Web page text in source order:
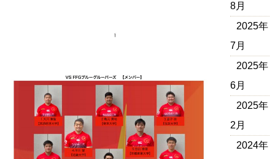
8月
2025年
7月
2025年
6月
2025年
2月
2024年